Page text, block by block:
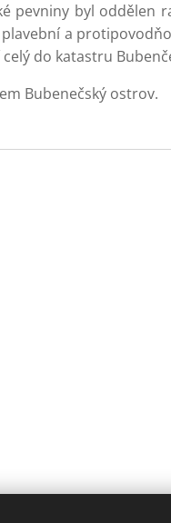
pevniny byl oddělen
a
do katastru
Bubenečský ostrov.